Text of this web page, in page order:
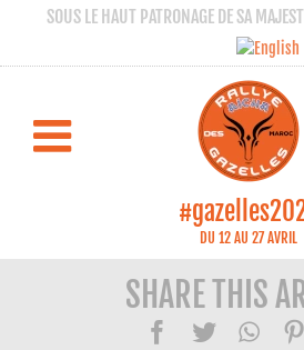
SOUS LE HAUT PATRONAGE DE SA
DU 12 AU 27 AVRIL
Best of photos de
DAR KAOUA - DAR
SHARE THIS
Facebook
Twitter